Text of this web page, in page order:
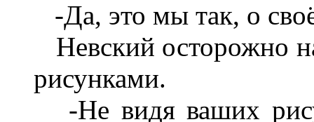
-Да, это мы так, о
Невский осторожно
рисунками.
-Не видя ваших